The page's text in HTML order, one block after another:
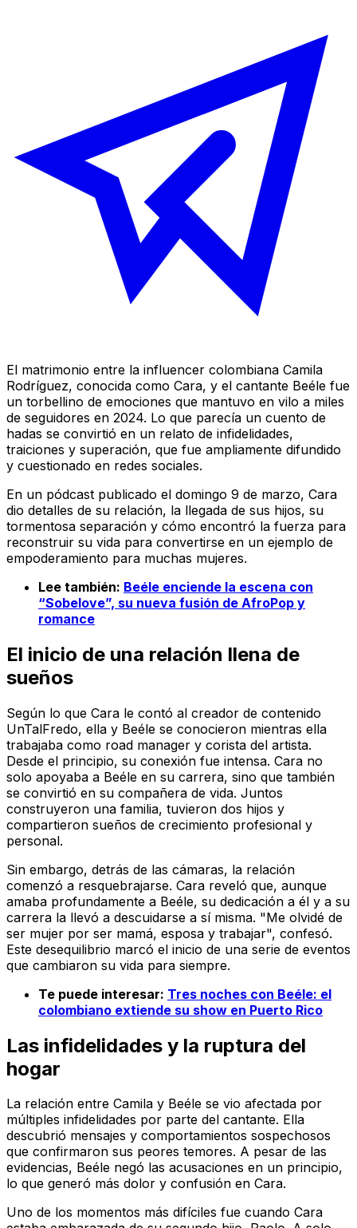
El matrimonio entre la influencer colombiana Camila
Rodríguez, conocida como Cara, y el cantante Beéle fue
un torbellino de emociones que mantuvo en vilo a miles
de seguidores en 2024. Lo que parecía un cuento de
hadas se convirtió en un relato de infidelidades,
traiciones y superación, que fue ampliamente difundido
y cuestionado en redes sociales.
En un pódcast publicado el domingo 9 de marzo, Cara
dio detalles de su relación, la llegada de sus hijos, su
tormentosa separación y cómo encontró la fuerza para
reconstruir su vida para convertirse en un ejemplo de
empoderamiento para muchas mujeres.
Lee también: Beéle enciende la escena con
“Sobelove”, su nueva fusión de AfroPop y
romance
El inicio de una relación llena de
sueños
Según lo que Cara le contó al creador de contenido
UnTalFredo, ella y Beéle se conocieron mientras ella
trabajaba como road manager y corista del artista.
Desde el principio, su conexión fue intensa. Cara no
solo apoyaba a Beéle en su carrera, sino que también
se convirtió en su compañera de vida. Juntos
construyeron una familia, tuvieron dos hijos y
compartieron sueños de crecimiento profesional y
personal.
Sin embargo, detrás de las cámaras, la relación
comenzó a resquebrajarse. Cara reveló que, aunque
amaba profundamente a Beéle, su dedicación a él y a su
carrera la llevó a descuidarse a sí misma. "Me olvidé de
ser mujer por ser mamá, esposa y trabajar", confesó.
Este desequilibrio marcó el inicio de una serie de eventos
que cambiaron su vida para siempre.
Te puede interesar: Tres noches con Beéle: el
colombiano extiende su show en Puerto Rico
Las infidelidades y la ruptura del
hogar
La relación entre Camila y Beéle se vio afectada por
múltiples infidelidades por parte del cantante. Ella
descubrió mensajes y comportamientos sospechosos
que confirmaron sus peores temores. A pesar de las
evidencias, Beéle negó las acusaciones en un principio,
lo que generó más dolor y confusión en Cara.
Uno de los momentos más difíciles fue cuando Cara